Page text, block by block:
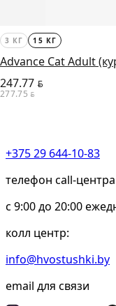
3 КГ 15 КГ
Advance Cat Adult
247.77 BYN
277.75 BYN
+375 29 644-10-83
телефон call-центра
c 9:00 до 20:00
колл центр:
info@hvostushki.by
email для связи